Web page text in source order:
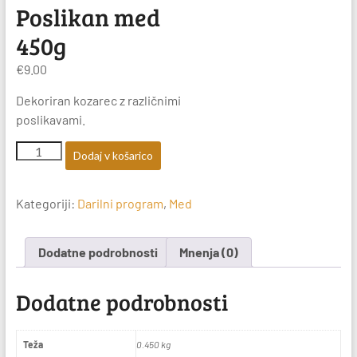
Poslikan med
450g
€9.00
Dekoriran kozarec z različnimi
poslikavami.
Poslikan
med
Dodaj v košarico
Kategoriji: Darilni program, Med
Dodatne podrobnosti Mnenja (0)
Dodatne podrobnosti
Teža 0.450 kg